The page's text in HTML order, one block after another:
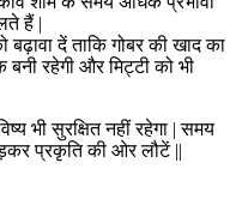
हैं |
दें ताकि गोबर की खाद का
बनी रहेगी और मिट्टी को भी
भी सुरक्षित नहीं रहेगा | समय
प्रकृति की ओर लौटें ||